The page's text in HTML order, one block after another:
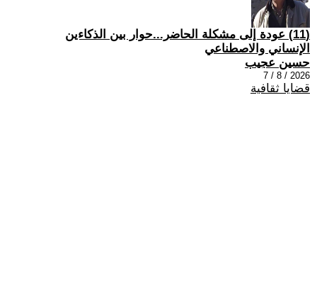
(11) عودة إلى مشكلة الحاضر...حوار بين الذكاءين
الإنساني والاصطناعي
حسين عجيب
2026 / 8 / 7
قضايا ثقافية